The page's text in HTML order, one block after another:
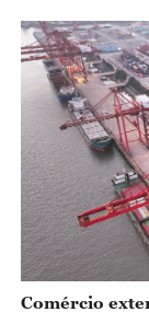
Comércio